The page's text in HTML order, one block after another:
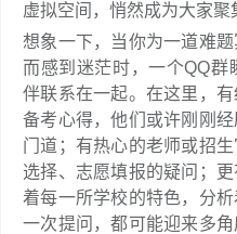
虚拟空间，悄然成为大家聚
想象一下，当你为一道难
而感到迷茫时，一个QQ
伴联系在一起。在这里，
备考心得，他们或许刚刚
门道；有热心的老师或招
选择、志愿填报的疑问；
着每一所学校的特色，分
一次提问，都可能迎来多